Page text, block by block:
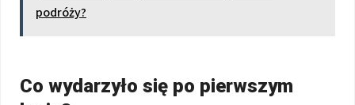
podróży?
Co wydarzyło się po pierwszym